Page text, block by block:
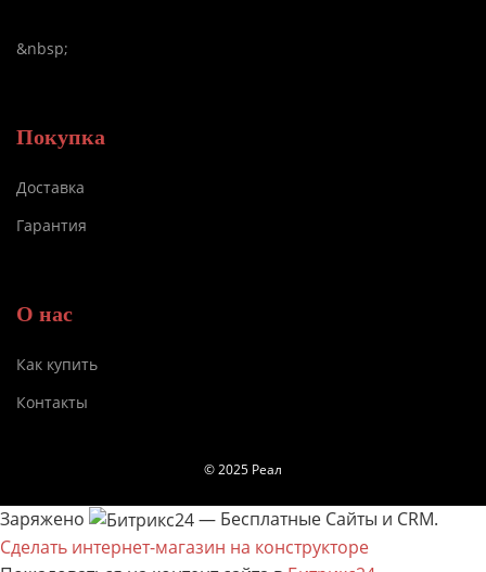
&nbsp;
Покупка
Доставка
Гарантия
О нас
Как купить
Контакты
© 2025 Реал
Заряжено
— Бесплатные Сайты и CRM.
Сделать интернет-магазин на конструкторе